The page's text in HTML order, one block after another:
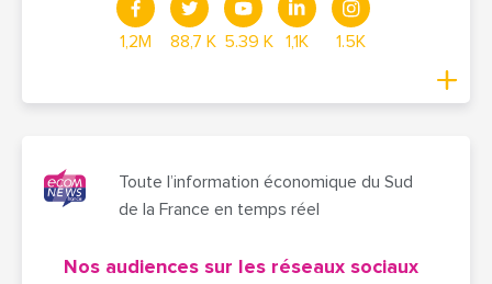
1,2M 88,7 K 5.39 K 1,1K 1.5K
Toute l’information économique du Sud
de la France en temps réel
Nos audiences sur les réseaux sociaux